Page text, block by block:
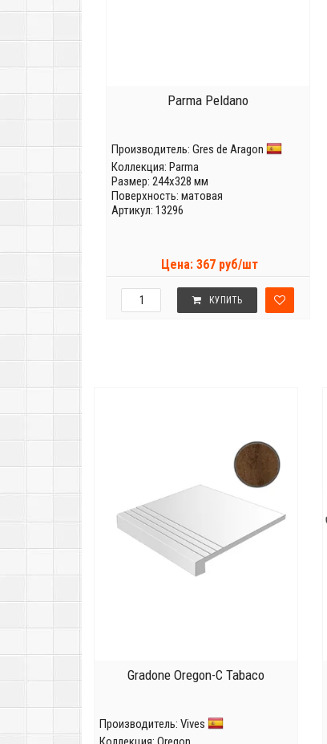
Parma Peldano
Производитель: Gres de Aragon
Коллекция: Parma
Размер: 244x328 мм
Поверхность: матовая
Артикул: 13296
Цена: 367 руб/шт
КУПИТЬ
Gradone Oregon-C Tabaco
Производитель: Vives